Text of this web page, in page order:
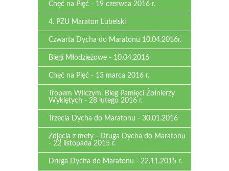
Chęć na Pięć - 19 czerwca 2016 r.
4. PZU Maraton Lubelski
Czwarta Dycha do Maratonu 10.04.2016r.
Biegi Młodzieżowe - 10.04.2016
Chęć na Pięć - 13 marca 2016 r.
Tropem Wilczym. Bieg Pamięci Żołnierzy
Wyklętych - 28 lutego 2016 r.
Trzecia Dycha do Maratonu - 30.01.2016
Zdjęcia z mety - Druga Dycha do Maratonu
- 22 listopada 2015 r.
Druga Dycha do Maratonu - 22.11.2015 r.